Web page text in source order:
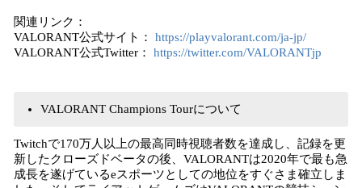
関連リンク：
VALORANT公式サイト： https://playvalorant.com/ja-jp/
VALORANT公式Twitter： https://twitter.com/VALORANTjp
VALORANT Champions Tourについて
Twitchで170万人以上の最高同時視聴者数を達成し、記録を更
新したクローズドベータの後、VALORANTは2020年で最も急
成長を遂げているeスポーツとしての地位をすぐさま確立しま